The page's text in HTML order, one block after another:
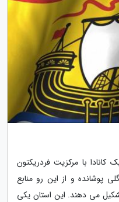
کانادا با مرکزیت فردریکتون
پوشانده و از این رو منابع
می دهند. این استان یکی